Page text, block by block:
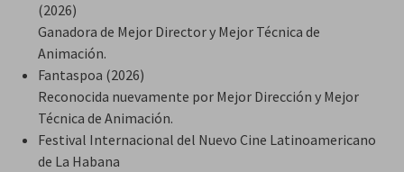
(2026)
Ganadora de Mejor Director y Mejor Técnica de
Animación.
Fantaspoa (2026)
Reconocida nuevamente por Mejor Dirección y Mejor
Técnica de Animación.
Festival Internacional del Nuevo Cine Latinoamericano
de La Habana